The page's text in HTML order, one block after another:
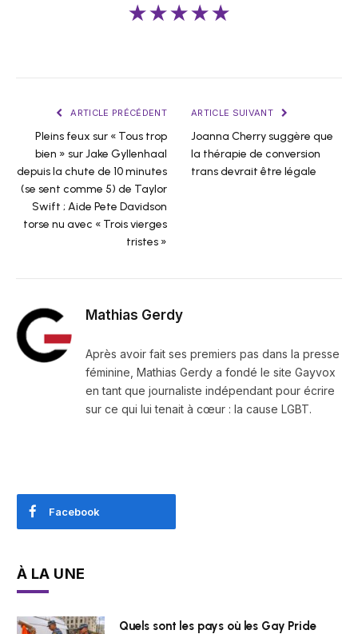
★★★★★
ARTICLE PRÉCÉDENT
Pleins feux sur « Tous trop
bien » sur Jake Gyllenhaal
depuis la chute de 10 minutes
(se sent comme 5) de Taylor
Swift ; Aide Pete Davidson
torse nu avec « Trois vierges
tristes »
ARTICLE SUIVANT
Joanna Cherry suggère que
la thérapie de conversion
trans devrait être légale
Mathias Gerdy
Après avoir fait ses premiers pas dans la presse
féminine, Mathias Gerdy a fondé le site Gayvox
en tant que journaliste indépendant pour écrire
sur ce qui lui tenait à cœur : la cause LGBT.
Facebook
À LA UNE
Quels sont les pays où les Gay Pride